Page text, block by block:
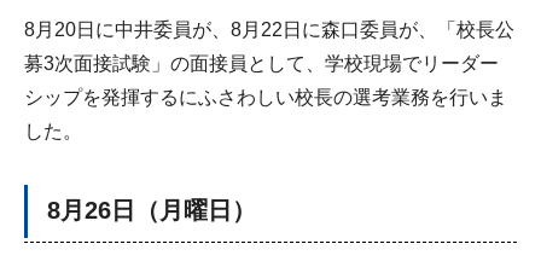
8月20日に中井委員が、8月22日に森口委員が、「校長公
募3次面接試験」の面接員として、学校現場でリーダー
シップを発揮するにふさわしい校長の選考業務を行いま
した。
8月26日（月曜日）